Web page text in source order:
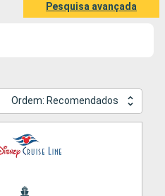
Pesquisa avançada
Ordem: Recomendados